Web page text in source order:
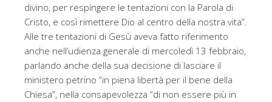
divino, per respingere le tentazioni con la Parola di
Cristo, e così rimettere Dio al centro della nostra vita”.
Alle tre tentazioni di Gesù aveva fatto riferimento
anche nell’udienza generale di mercoledì 13 febbraio,
parlando anche della sua decisione di lasciare il
ministero petrino “in piena libertà per il bene della
Chiesa”, nella consapevolezza “di non essere più in